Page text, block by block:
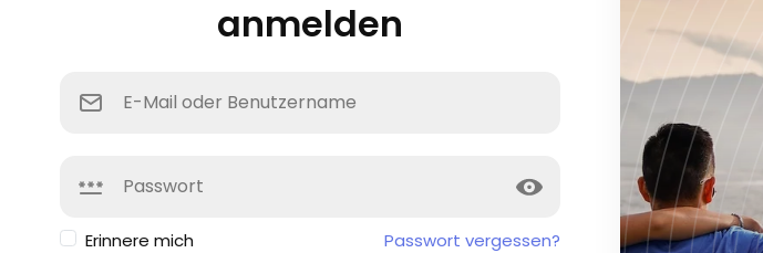
anmelden
Erinnere mich Passwort vergessen?